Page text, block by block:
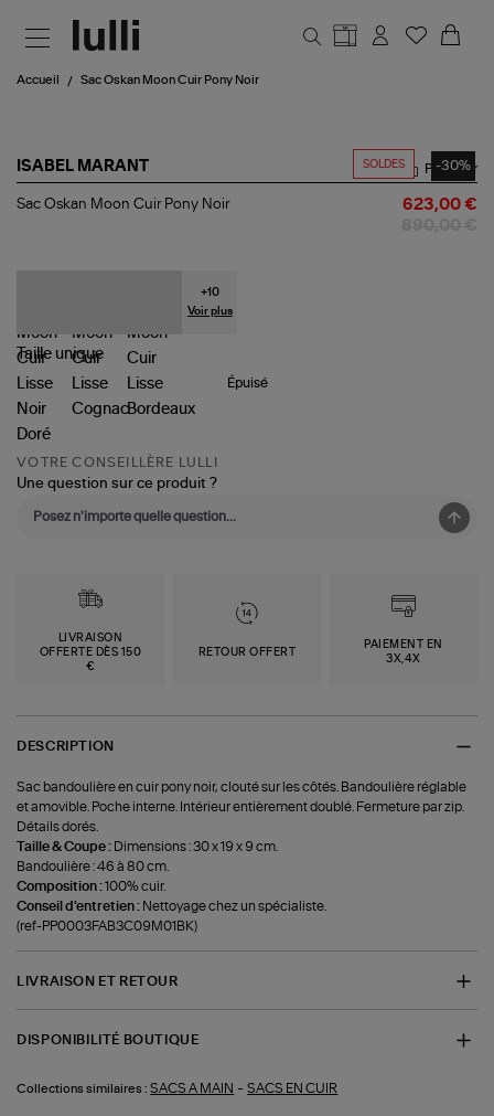
Accueil Sac Oskan Moon Cuir Pony Noir
SOLDES -30%
ISABEL MARANT
Sac
Partager
Sac Oskan Moon Cuir Pony Noir 623,00 €
+10
Voir plus
Taille unique
Épuisé
VOTRE CONSEILLÈRE LULLI
Une question sur ce produit ?
LIVRAISON
OFFERTE DÈS 150
€
RETOUR OFFERT
PAIEMENT EN
3X,4X
DESCRIPTION
Sac bandoulière en cuir pony noir, clouté sur les côtés. Bandoulière réglable
et amovible. Poche interne. Intérieur entièrement doublé. Fermeture par zip.
Détails dorés.
Taille & Coupe : Dimensions : 30 x 19 x 9 cm.
Bandoulière : 46 à 80 cm.
Composition :100% cuir.
Conseil d'entretien : Nettoyage chez un spécialiste.
(ref-PP0003FAB3C09M01BK)
LIVRAISON ET RETOUR
DISPONIBILITÉ BOUTIQUE
Collections similaires : SACS A MAIN -SACS EN CUIR